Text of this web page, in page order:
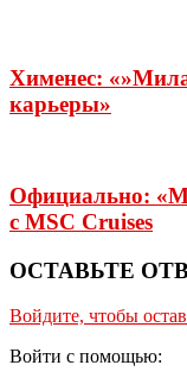
Хименес:
карьеры»
Официально:
с MSC Cruises
ОСТАВЬТЕ
Войдите, чтобы
Войти с помощью: